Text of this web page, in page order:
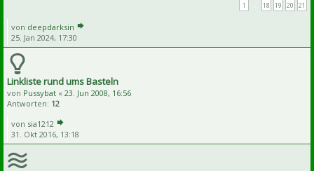
1 18 19 20 21
von deepdarksin
25. Jan 2024, 17:30
Linkliste rund ums Basteln
von Pussybat « 23. Jun 2008, 16:56
Antworten: 12
von sia1212
31. Okt 2016, 13:18